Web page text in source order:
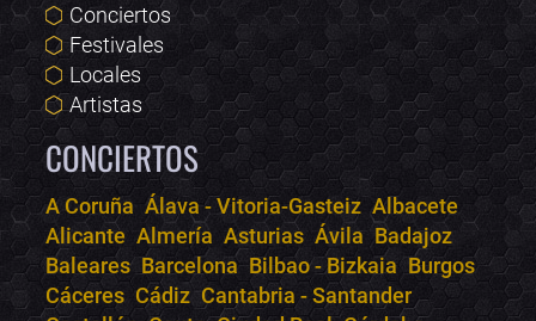
Conciertos
Festivales
Locales
Artistas
CONCIERTOS
A Coruña Álava - Vitoria-Gasteiz Albacete
Alicante Almería Asturias Ávila Badajoz
Baleares Barcelona Bilbao - Bizkaia Burgos
Cáceres Cádiz Cantabria - Santander
Bololoco · conciertos.club
Online · Te ayudo a encontrar conciertos